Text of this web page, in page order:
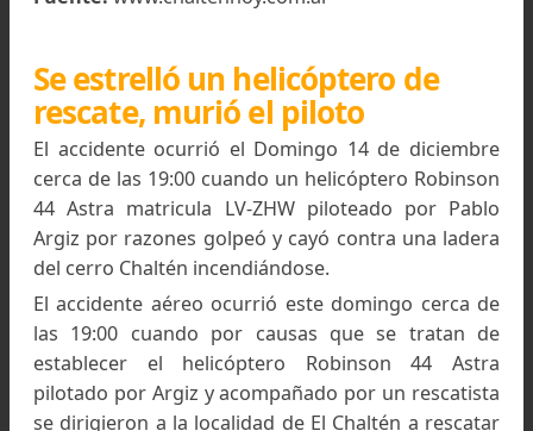
Una canoa colaboró a trasladar a los italianos
accidentados por la Laguna Torre. Foto: Leonardo
Viamonte,
www.chaltenhoy.com.ar